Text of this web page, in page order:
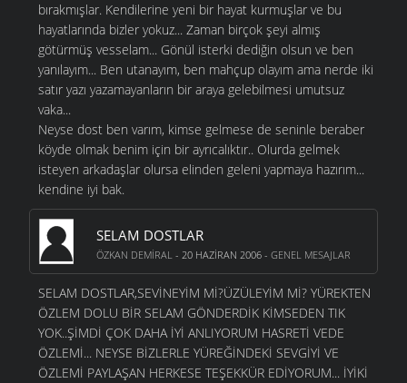
bırakmışlar. Kendilerine yeni bir hayat kurmuşlar ve bu
hayatlarında bizler yokuz... Zaman birçok şeyi almış
götürmüş vesselam... Gönül isterki dediğin olsun ve ben
yanılayım... Ben utanayım, ben mahçup olayım ama nerde iki
satır yazı yazamayanların bir araya gelebilmesi umutsuz
vaka...
Neyse dost ben varım, kimse gelmese de seninle beraber
köyde olmak benim için bir ayrıcalıktır.. Olurda gelmek
isteyen arkadaşlar olursa elinden geleni yapmaya hazırım...
kendine iyi bak.
SELAM DOSTLAR
ÖZKAN DEMIRAL - 20 HAZIRAN 2006 - GENEL MESAJLAR
SELAM DOSTLAR,SEVİNEYİM Mİ?ÜZÜLEYİM Mİ? YÜREKTEN
ÖZLEM DOLU BİR SELAM GÖNDERDİK KİMSEDEN TIK
YOK..ŞİMDİ ÇOK DAHA İYİ ANLIYORUM HASRETİ VEDE
ÖZLEMİ... NEYSE BİZLERLE YÜREĞİNDEKİ SEVGİYİ VE
ÖZLEMİ PAYLAŞAN HERKESE TEŞEKKÜR EDİYORUM... İYİKİ